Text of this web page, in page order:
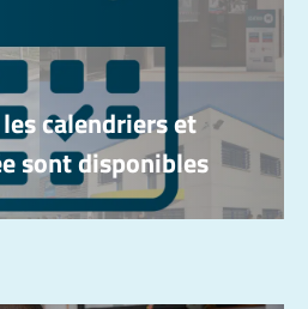
calendriers et
sont disponibles